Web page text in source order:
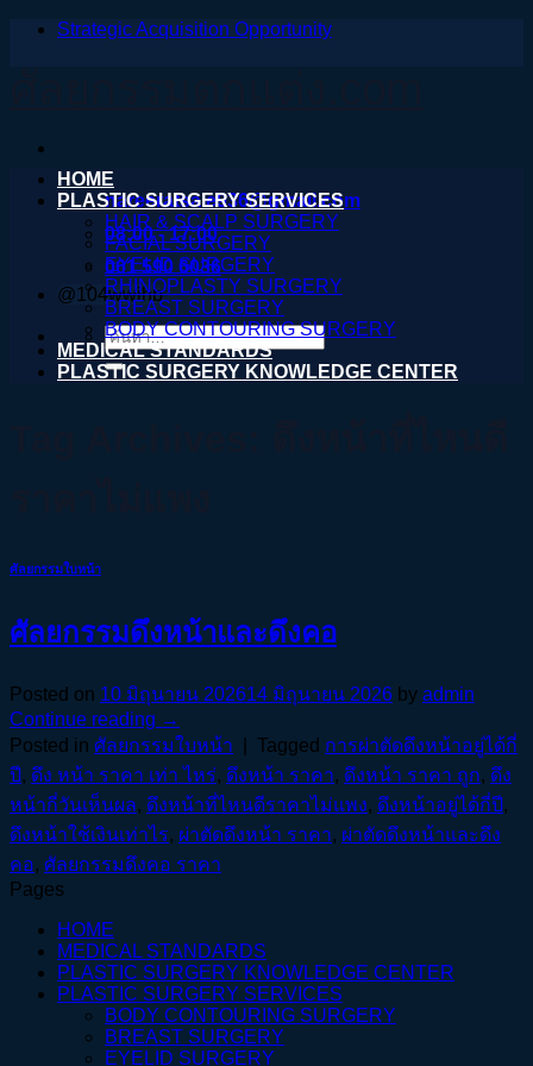
ข้าม
Strategic Acquisition Opportunity
nareeratsale936@gmail.com
08:00 - 17:00
061 590 6036
@104wwihb
ค้นหา:
HOME
PLASTIC SURGERY SERVICES
HAIR & SCALP SURGERY
FACIAL SURGERY
EYELID SURGERY
RHINOPLASTY SURGERY
BREAST SURGERY
BODY CONTOURING SURGERY
MEDICAL STANDARDS
PLASTIC SURGERY KNOWLEDGE CENTER
ศัลยกรรมใบหน้า
ศัลยกรรมดึงหน้าและดึงคอ
Posted on 10 มิถุนายน 202614 มิถุนายน 2026 by admin
Continue reading →
Posted in ศัลยกรรมใบหน้า Tagged การผ่าตัดดึงหน้าอยู่ได้กี่
ปี, ดึง หน้า ราคา เท่า ไหร่, ดึงหน้า ราคา, ดึงหน้า ราคา ถูก, ดึง
หน้ากี่วันเห็นผล, ดึงหน้าที่ไหนดีราคาไม่แพง, ดึงหน้าอยู่ได้กี่ปี,
ดึงหน้าใช้เงินเท่าไร, ผ่าตัดดึงหน้า ราคา, ผ่าตัดดึงหน้าและดึง
คอ, ศัลยกรรมดึงคอ ราคา
Pages
HOME
MEDICAL STANDARDS
PLASTIC SURGERY KNOWLEDGE CENTER
PLASTIC SURGERY SERVICES
BODY CONTOURING SURGERY
BREAST SURGERY
EYELID SURGERY